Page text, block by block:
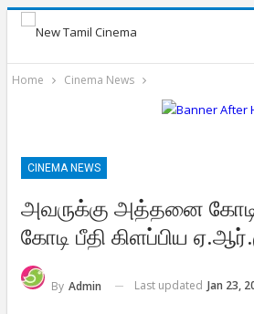
Home Cinema News
CINEMA NEWS
அவருக்கு அத்தனை
கோடி பீதி கிளப்பிய
By Admin Last updated Jan 23,